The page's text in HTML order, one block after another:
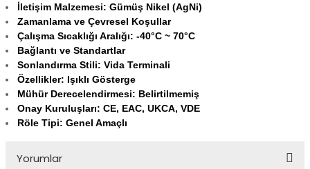
İletişim Malzemesi: Gümüş Nikel (AgNi)
Zamanlama ve Çevresel Koşullar
Çalışma Sıcaklığı Aralığı: -40°C ~ 70°C
Bağlantı ve Standartlar
Sonlandırma Stili: Vida Terminali
Özellikler: Işıklı Gösterge
Mühür Derecelendirmesi: Belirtilmemiş
Onay Kuruluşları: CE, EAC, UKCA, VDE
Röle Tipi: Genel Amaçlı
Yorumlar